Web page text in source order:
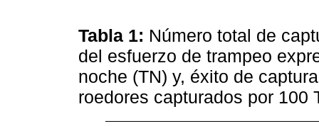
Tabla 1: Número total de
del esfuerzo de trampeo
noche (TN) y, éxito de
roedores capturados por 100